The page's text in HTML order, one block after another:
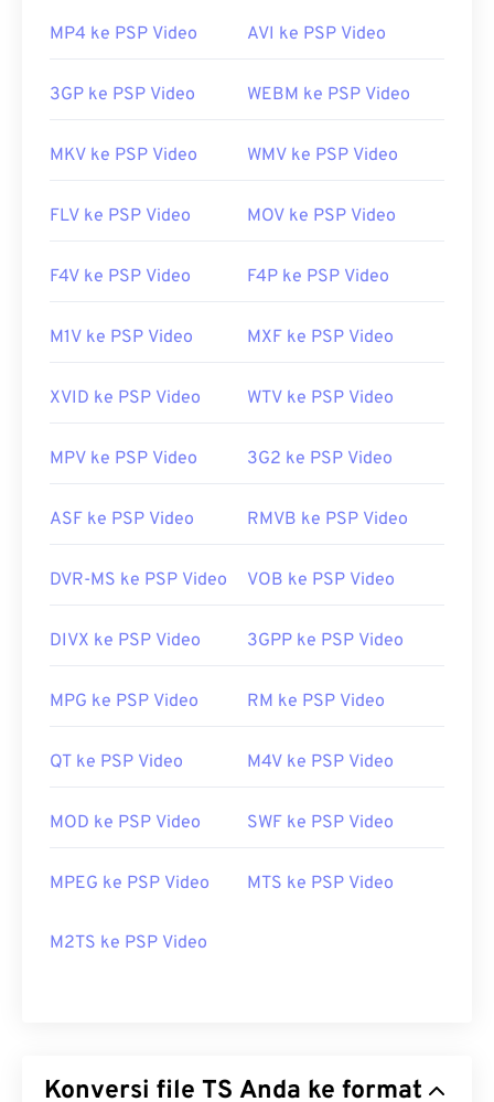
MP4 ke PSP Video AVI ke PSP Video
3GP ke PSP Video WEBM ke PSP Video
MKV ke PSP Video WMV ke PSP Video
FLV ke PSP Video MOV ke PSP Video
F4V ke PSP Video F4P ke PSP Video
M1V ke PSP Video MXF ke PSP Video
XVID ke PSP Video WTV ke PSP Video
MPV ke PSP Video 3G2 ke PSP Video
ASF ke PSP Video RMVB ke PSP Video
DVR-MS ke PSP Video VOB ke PSP Video
DIVX ke PSP Video 3GPP ke PSP Video
MPG ke PSP Video RM ke PSP Video
QT ke PSP Video M4V ke PSP Video
MOD ke PSP Video SWF ke PSP Video
MPEG ke PSP Video MTS ke PSP Video
M2TS ke PSP Video
Konversi file TS Anda ke format